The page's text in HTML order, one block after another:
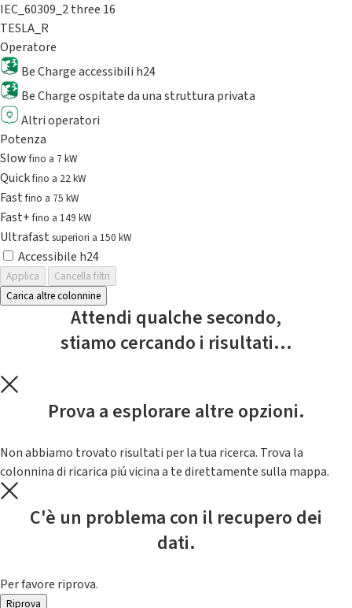
IEC_60309_2 three 16
TESLA_R
Operatore
Be Charge accessibili h24
Be Charge ospitate da una struttura privata
Altri operatori
Potenza
Slowfino a 7 kW
Quickfino a 22 kW
Fastfino a 75 kW
Fast+fino a 149 kW
Ultrafast superiori a 150 kW
Accessibile h24
Applica
Cancella filtri
Carica altre colonnine
Attendi qualche secondo,
stiamo cercando i risultati...
Prova a esplorare altre opzioni.
Non abbiamo trovato risultati per la tua ricerca. Trova la
colonnina di ricarica piú vicina a te direttamente sulla mappa.
C'è un problema con il recupero dei
dati.
Per favore riprova.
Riprova